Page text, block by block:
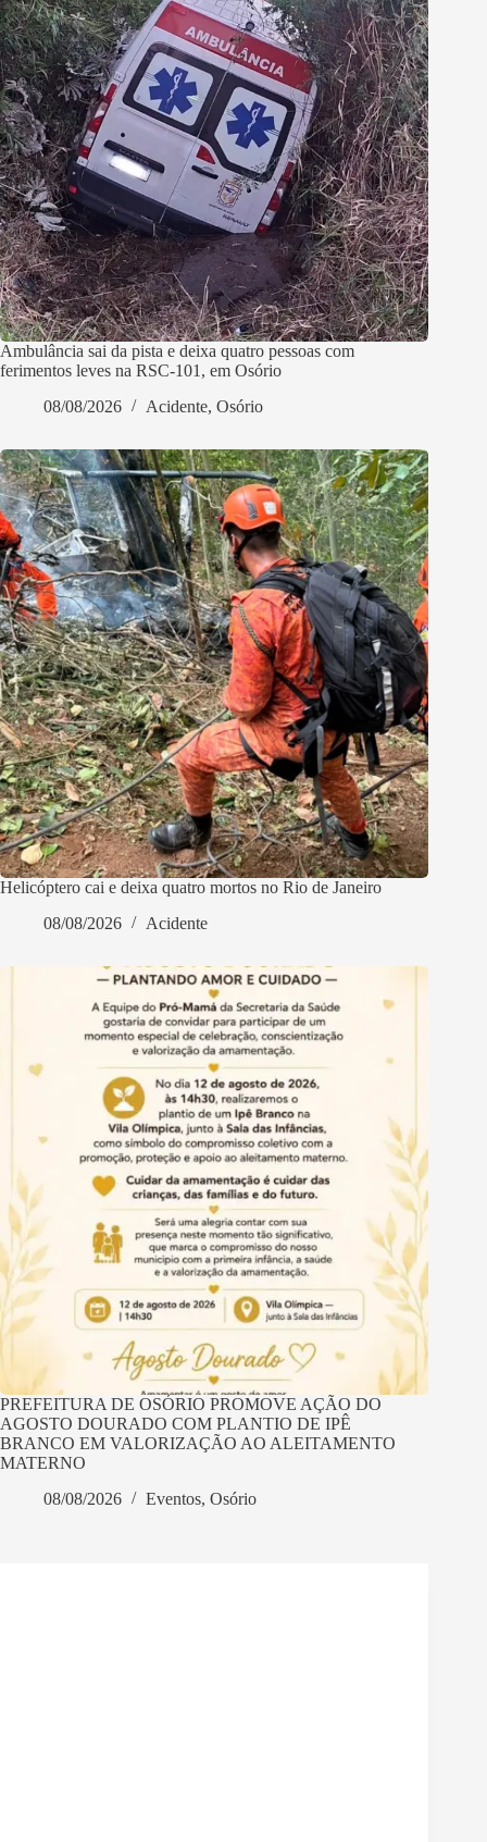
Ambulância sai da pista e deixa quatro pessoas com
ferimentos leves na RSC-101, em Osório
08/08/2026
Acidente, Osório
Helicóptero cai e deixa quatro mortos no Rio de Janeiro
08/08/2026
Acidente
PREFEITURA DE OSÓRIO PROMOVE AÇÃO DO
AGOSTO DOURADO COM PLANTIO DE IPÊ
BRANCO EM VALORIZAÇÃO AO ALEITAMENTO
MATERNO
08/08/2026
Eventos, Osório